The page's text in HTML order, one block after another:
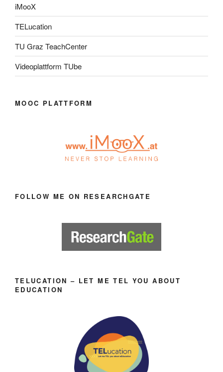
iMooX
TELucation
TU Graz TeachCenter
Videoplattform TUbe
MOOC PLATTFORM
FOLLOW ME ON RESEARCHGATE
TELUCATION – LET ME TEL YOU ABOUT
EDUCATION